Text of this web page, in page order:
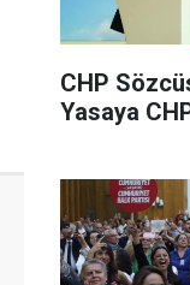
CHP
Yasaya